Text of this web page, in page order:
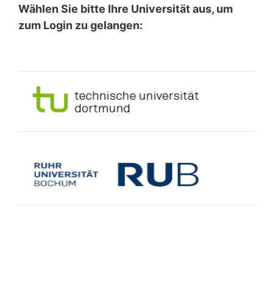
Zum Hauptinhalt
Wählen Sie bitte Ihre Universität aus, um
zum Login zu gelangen: